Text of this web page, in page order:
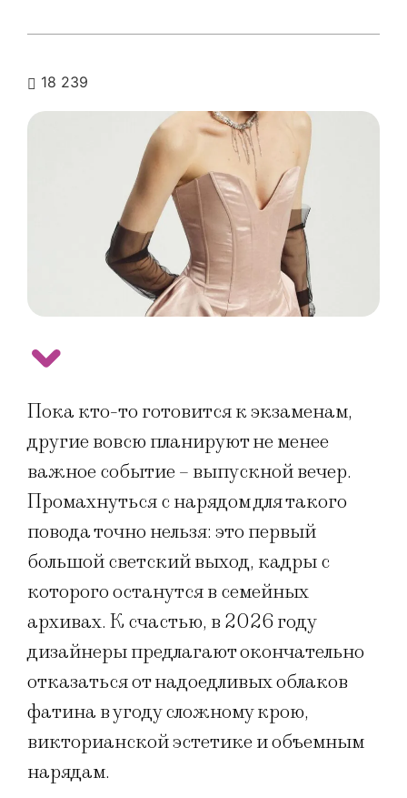
18 239
Пока кто-то готовится к экзаменам,
другие вовсю планируют не менее
важное событие – выпускной вечер.
Промахнуться с нарядом для такого
повода точно нельзя: это первый
большой светский выход, кадры с
которого останутся в семейных
архивах. К счастью, в 2026 году
дизайнеры предлагают окончательно
отказаться от надоедливых облаков
фатина в угоду сложному крою,
викторианской эстетике и объемным
нарядам.